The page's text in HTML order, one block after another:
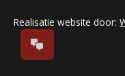
Realisatie website door: